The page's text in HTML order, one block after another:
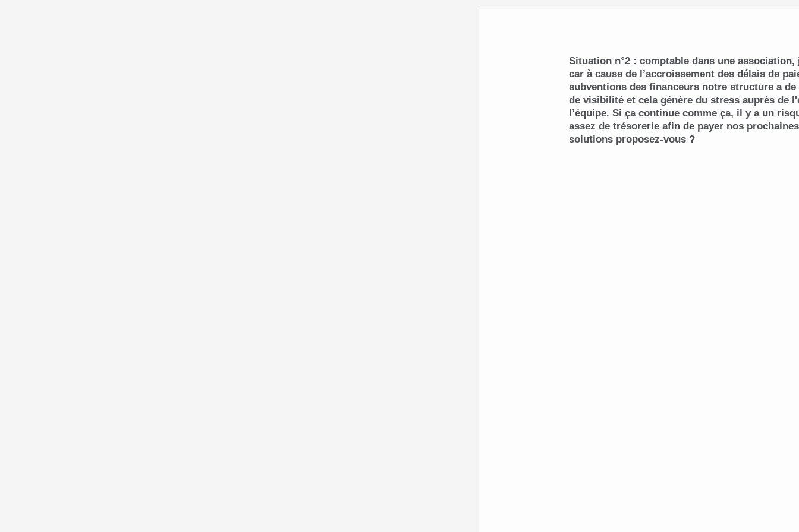
Situation n°2 : comptable dans une association,
car à cause de l’accroissement des délais de
subventions des financeurs notre structure a
de visibilité et cela génère du stress auprès de
l’équipe. Si ça continue comme ça, il y a un
assez de trésorerie afin de payer nos
solutions proposez-vous ?